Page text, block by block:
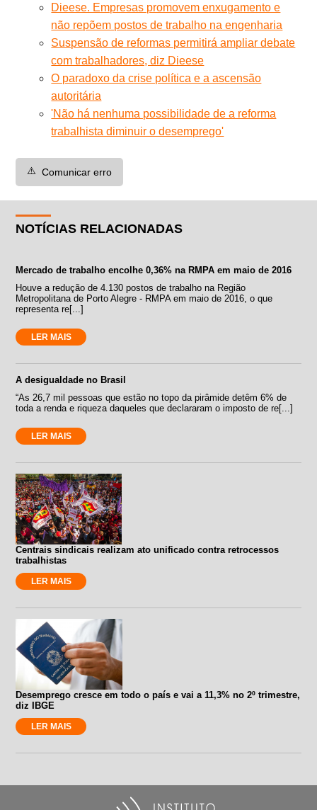
Dieese. Empresas promovem enxugamento e
não repõem postos de trabalho na engenharia
Suspensão de reformas permitirá ampliar debate
com trabalhadores, diz Dieese
O paradoxo da crise política e a ascensão
autoritária
'Não há nenhuma possibilidade de a reforma
trabalhista diminuir o desemprego'
⚠️ Comunicar erro
NOTÍCIAS RELACIONADAS
Mercado de trabalho encolhe 0,36% na RMPA em maio de 2016
Houve a redução de 4.130 postos de trabalho na Região
Metropolitana de Porto Alegre - RMPA em maio de 2016, o que
representa re[...]
LER MAIS
A desigualdade no Brasil
“As 26,7 mil pessoas que estão no topo da pirâmide detêm 6% de
toda a renda e riqueza daqueles que declararam o imposto de re[...]
LER MAIS
Centrais sindicais realizam ato unificado contra retrocessos
trabalhistas
LER MAIS
Desemprego cresce em todo o país e vai a 11,3% no 2º trimestre,
diz IBGE
LER MAIS